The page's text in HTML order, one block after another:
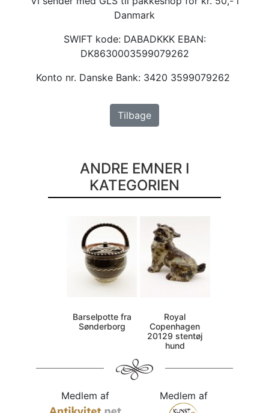
Danmark
SWIFT kode: DABADKKK EBAN:
DK8630003599079262
Konto nr. Danske Bank: 3420 3599079262
Tilbage
ANDRE EMNER I
KATEGORIEN
Barselpotte fra
Sønderborg
Royal
Copenhagen
20129 stentøj
hund
Medlem af Medlem af